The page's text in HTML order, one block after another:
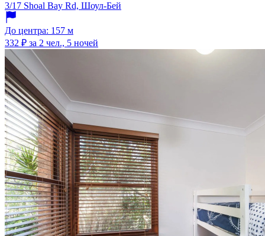
3/17 Shoal Bay Rd, Шоул-Бей
До центра: 157 м
332 ₽ за 2 чел., 5 ночей